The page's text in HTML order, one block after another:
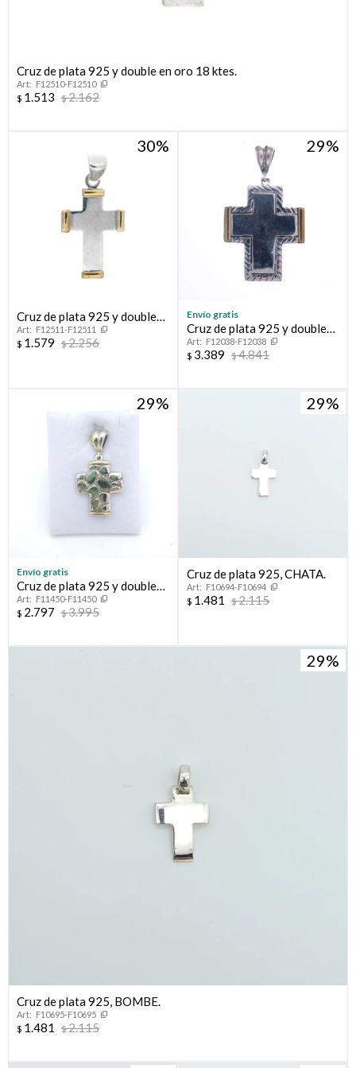
Cruz de plata 925 y double en oro 18 ktes.
F12510-F12510
$ 1.513 $2.162
30
Cruz de plata 925 y double
en oro 18 ktes.
F12511-F12511
$ 1.579 $2.256
29
Envío gratis
Cruz de plata 925 y double
de oro 18 ktes.
F12038-F12038
$ 3.389 $4.841
29
Envío gratis
Cruz de plata 925 y double
en oro 18 ktes.
F11450-F11450
$ 2.797 $3.995
29
Cruz de plata 925, CHATA.
F10694-F10694
$ 1.481 $2.115
29
Cruz de plata 925, BOMBE.
F10695-F10695
$ 1.481 $2.115
¡Sumate a la forma más ágil de comprar!
Comprá en 3 cuotas sin recargo o hasta en 12